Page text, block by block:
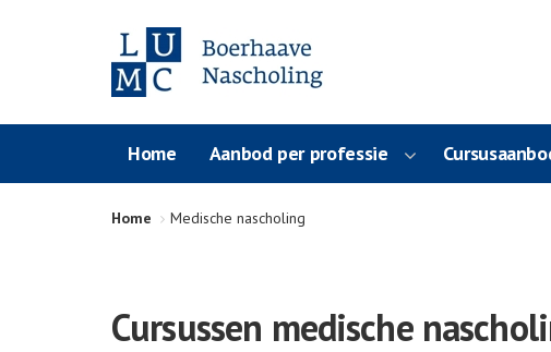
Home Aanbod per professie
Home Medische nascholing
Cursussen medische